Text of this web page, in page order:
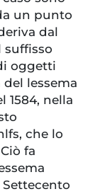
un punto
dal
suffisso
oggetti
lessema
nella
che lo
fa
Settecento